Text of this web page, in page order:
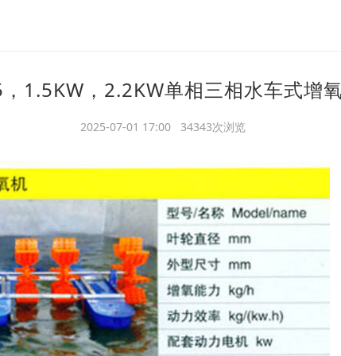
1.5KW，2.2KW单相三相水车式增
2025-07-01 17:00 34343次浏览